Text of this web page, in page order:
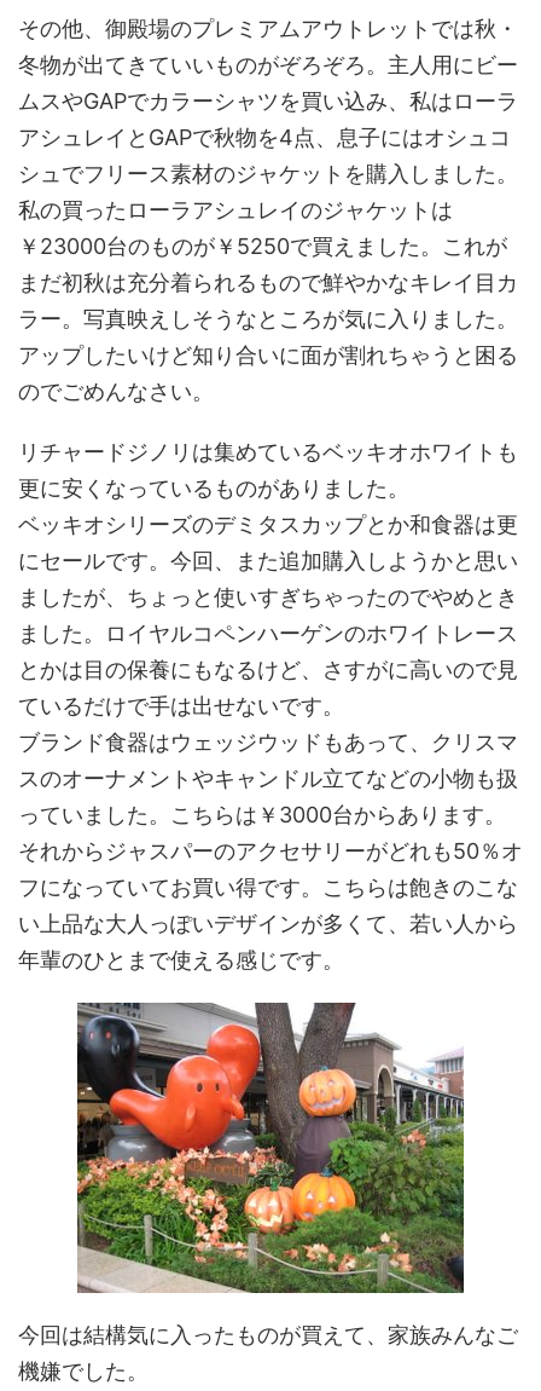
その他、御殿場のプレミアムアウトレットでは秋・
冬物が出てきていいものがぞろぞろ。主人用にビー
ムスやGAPでカラーシャツを買い込み、私はローラ
アシュレイとGAPで秋物を4点、息子にはオシュコ
シュでフリース素材のジャケットを購入しました。
私の買ったローラアシュレイのジャケットは
￥23000台のものが￥5250で買えました。これが
まだ初秋は充分着られるもので鮮やかなキレイ目カ
ラー。写真映えしそうなところが気に入りました。
アップしたいけど知り合いに面が割れちゃうと困る
のでごめんなさい。
リチャードジノリは集めているベッキオホワイトも
更に安くなっているものがありました。
ベッキオシリーズのデミタスカップとか和食器は更
にセールです。今回、また追加購入しようかと思い
ましたが、ちょっと使いすぎちゃったのでやめとき
ました。ロイヤルコペンハーゲンのホワイトレース
とかは目の保養にもなるけど、さすがに高いので見
ているだけで手は出せないです。
ブランド食器はウェッジウッドもあって、クリスマ
スのオーナメントやキャンドル立てなどの小物も扱
っていました。こちらは￥3000台からあります。
それからジャスパーのアクセサリーがどれも50％オ
フになっていてお買い得です。こちらは飽きのこな
い上品な大人っぽいデザインが多くて、若い人から
年輩のひとまで使える感じです。
今回は結構気に入ったものが買えて、家族みんなご
機嫌でした。